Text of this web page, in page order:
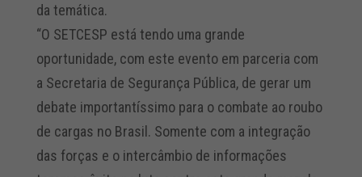
da temática.
“O SETCESP está tendo uma grande
oportunidade, com este evento em parceria com
a Secretaria de Segurança Pública, de gerar um
debate importantíssimo para o combate ao roubo
de cargas no Brasil. Somente com a integração
das forças e o intercâmbio de informações